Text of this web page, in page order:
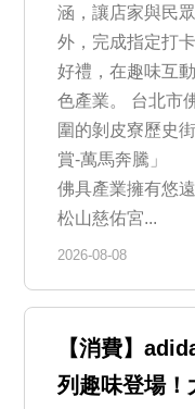
涵，讓店家與民
外，完成指定打
好禮，在趣味互
色產業。 台北市
圍的剝皮寮歷史
賞-萬馬奔騰」
佛具產業擁有悠
松山慈佑宮...
2026-08-08
【消費】
列趣味登場！